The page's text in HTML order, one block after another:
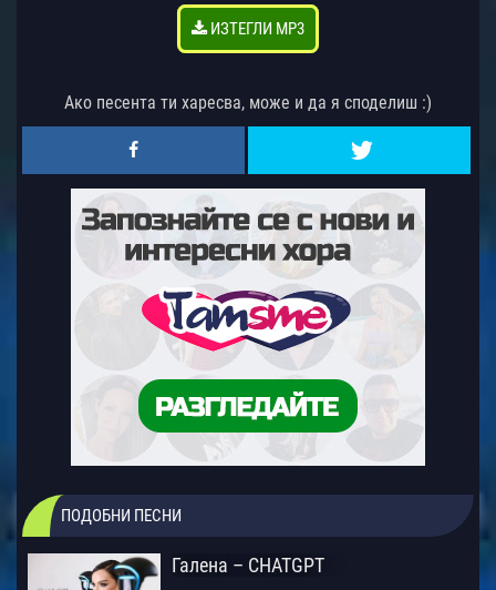
ИЗТЕГЛИ MP3
Ако песента ти харесва, може и да я споделиш :)
ПОДОБНИ ПЕСНИ
Галена – CHATGPT